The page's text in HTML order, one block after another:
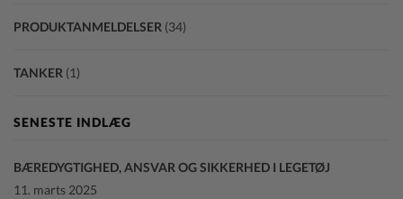
PRODUKTANMELDELSER (34)
TANKER (1)
SENESTE INDLÆG
BÆREDYGTIGHED, ANSVAR OG SIKKERHED I LEGETØJ
11. marts 2025